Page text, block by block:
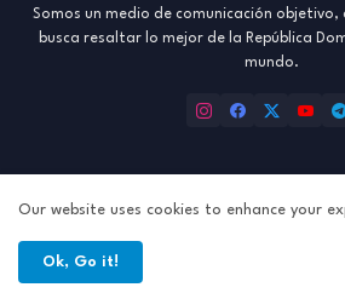
Somos un medio de comunicación objetivo,
busca resaltar lo mejor de la República
mundo.
Inicio About Contact us
Our website uses cookies to enhance your
Ok, Go it!